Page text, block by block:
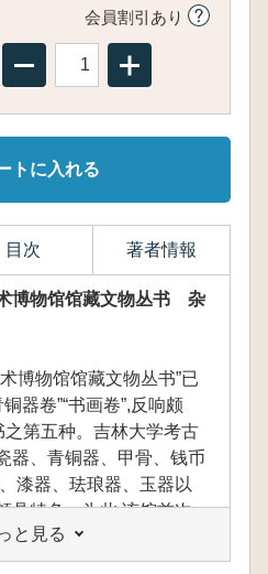
会員割引あり
トに入れる
目次 著者情報
博物馆馆藏文物丛书 杂
博物馆馆藏文物丛书”已
铜器卷”“书画卷”,反响颇
之第五种。吉林大学考古
器、青铜器、甲骨、钱币
漆器、珐琅器、玉器以
具特色。为此,该馆首次
统整理和研究,经高清图
大学考古与艺术博物馆
と見る